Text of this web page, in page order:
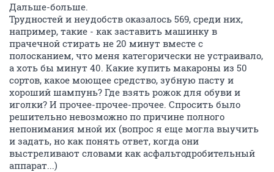
Дальше-больше.
Трудностей и неудобств оказалось 569, среди них,
например, такие - как заставить машинку в
прачечной стирать не 20 минут вместе с
полосканием, что меня категорически не устраивало,
а хоть бы минут 40. Какие купить макароны из 50
сортов, какое моющее средство, зубную пасту и
хороший шампунь? Где взять рожок для обуви и
иголки? И прочее-прочее-прочее. Спросить было
решительно невозможно по причине полного
непонимания мной их (вопрос я еще могла выучить
и задать, но как понять ответ, когда они
выстреливают словами как асфальтодробительный
аппарат...)